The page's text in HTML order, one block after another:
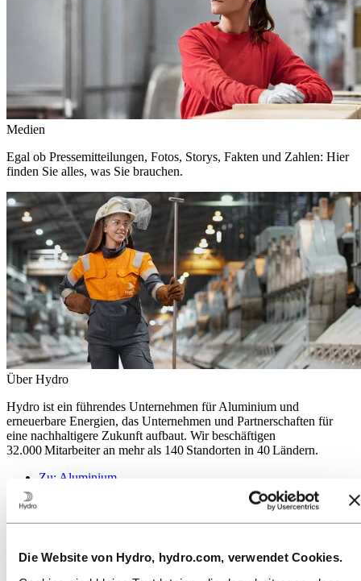
Die Website von Hydro, hydro.com, verwendet Cookies.
Medien
Egal ob Pressemitteilungen, Fotos, Storys, Fakten und Zahlen: Hier
finden Sie alles, was Sie brauchen.
Über Hydro
Hydro ist ein führendes Unternehmen für Aluminium und
erneuerbare Energien, das Unternehmen und Partnerschaften für
eine nachhaltigere Zukunft aufbaut. Wir beschäftigen
32.000 Mitarbeiter an mehr als 140 Standorten in 40 Ländern.
Zu: Aluminium
Über Aluminium
ALUMINIUM 2026
Zu:
Energy